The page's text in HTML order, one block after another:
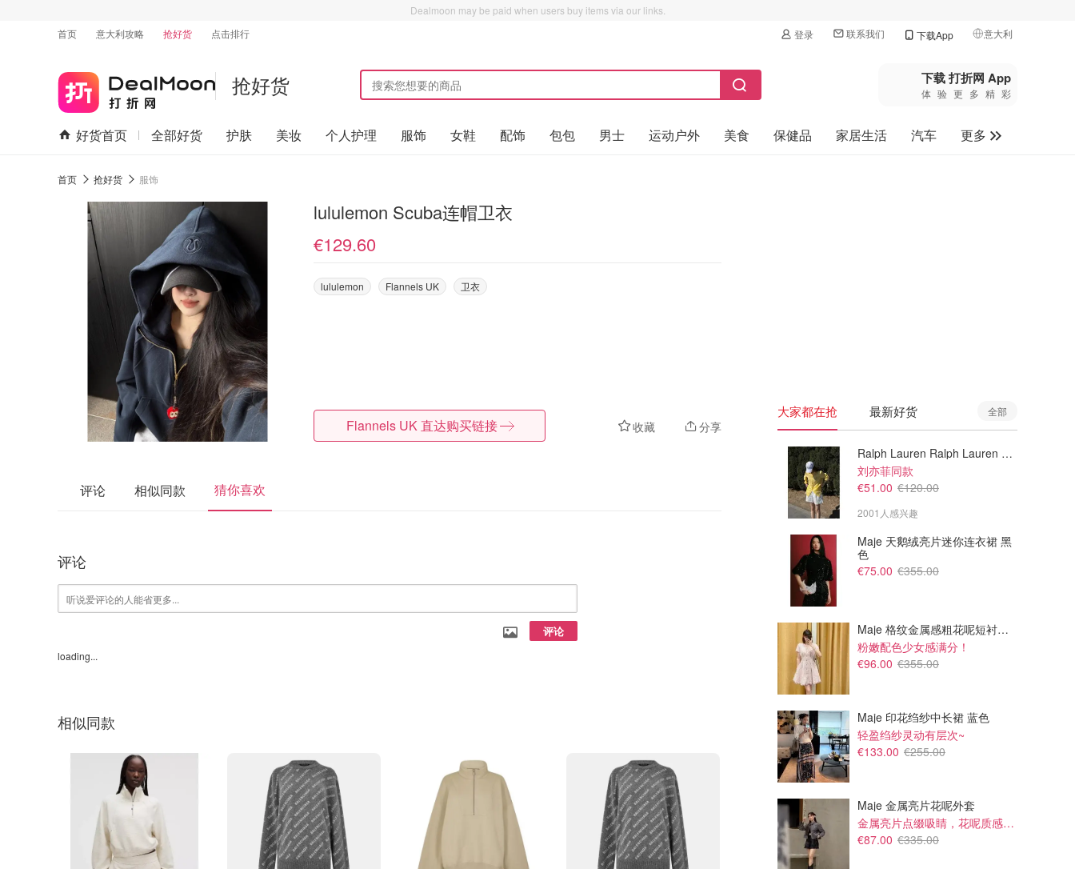
Dealmoon may be paid when users buy items via our links.
首页
意大利攻略 抢好货 点击排行 登录 联系我们 下载App 意大利
🇺🇸美国
🇨🇳中国
🇨🇦加拿大
抢好货 下载 打折网 App
体验更多精彩
好货首页 全部好货 护肤 美妆 个人护理 服饰 女鞋 配饰 包包 男士 运动户外 美食 保健品 家居生活 汽车
更多
首页 抢好货 服饰
lululemon Scuba连帽卫衣
€129.60
lululemon Flannels UK 卫衣
收藏 分享
Flannels UK 直达购买链接
评论 相似同款 猜你喜欢
评论
评论
loading...
相似同款
大家都在抢 最新好货 全部
Ralph Lauren Ralph Lauren 男童亚麻衬衫
刘亦菲同款
€51.00 €120.00
2001人感兴趣
Maje 天鹅绒亮片迷你连衣裙 黑
色
€75.00 €355.00
Maje 格纹金属感粗花呢短衬衫裙
粉嫩配色少女感满分！
€96.00 €355.00
Maje 印花绉纱中长裙 蓝色
轻盈绉纱灵动有层次~
€133.00 €255.00
Maje 金属亮片花呢外套
金属亮片点缀吸睛，花呢质感高级又显贵
€87.00 €335.00